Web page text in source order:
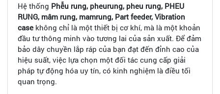
Hệ thống Phễu rung, pheurung, pheu rung, PHEU
RUNG, mâm rung, mamrung, Part feeder, Vibration
case không chỉ là một thiết bị cơ khí, mà là một khoản
đầu tư thông minh vào tương lai của sản xuất. Để đảm
bảo dây chuyền lắp ráp của bạn đạt đến đỉnh cao của
hiệu suất, việc lựa chọn một đối tác cung cấp giải
pháp tự động hóa uy tín, có kinh nghiệm là điều tối
quan trọng.